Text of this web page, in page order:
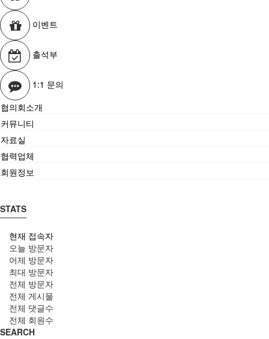
이벤트
출석부
1:1 문의
협의회소개
커뮤니티
자료실
협력업체
회원정보
STATS
현재 접속자
오늘 방문자
어제 방문자
최대 방문자
전체 방문자
전체 게시물
전체 댓글수
전체 회원수
SEARCH